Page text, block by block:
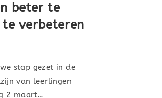
beter te
verbeteren
stap gezet in de
van leerlingen
2 maart…